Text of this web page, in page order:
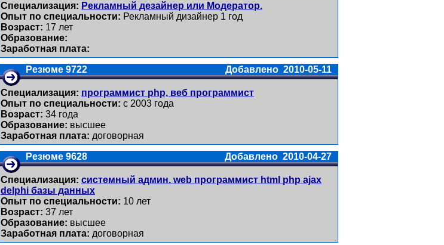
Специализация: Рекламный дезайнер или Модератор.
Опыт по специальности: Рекламный дизайнер 1 год
Возраст: 17 лет
Образование:
Заработная плата:
Резюме 9722 Добавлено 2010-05-11
Специализация: программист php, веб программист
Опыт по специальности: с 2003 года
Возраст: 34 годa
Образование: высшее
Заработная плата: договорная
Резюме 9628 Добавлено 2010-04-27
Специализация: системный админ. web программист html php ajax
delphi базы данных
Опыт по специальности: 10 лет
Возраст: 37 лет
Образование: высшее
Заработная плата: договорная